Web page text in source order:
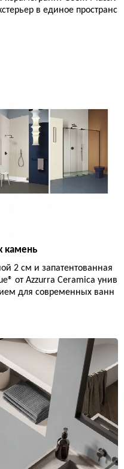
в единое пространс
камень
2 см и запатентованная
от Azzurra Ceramica унив
для современных ванн